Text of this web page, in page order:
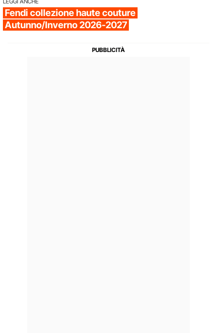
Fendi collezione haute couture
Autunno/Inverno 2026-2027